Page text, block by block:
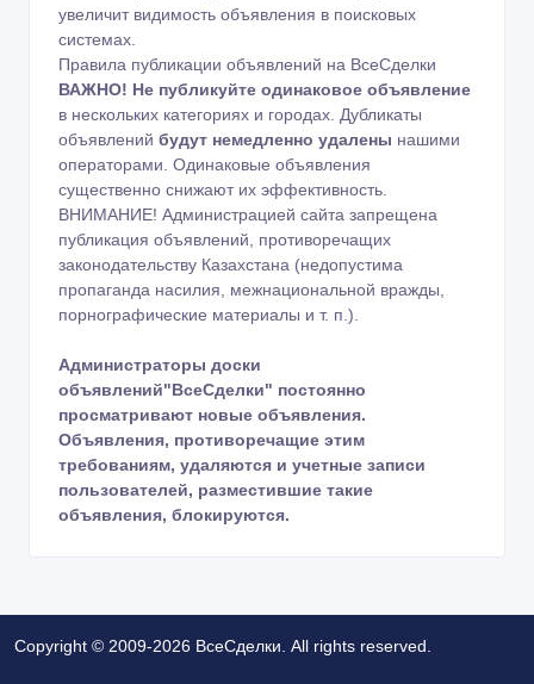
увеличит видимость объявления в поисковых
системах.
Правила публикации объявлений на ВсеСделки
ВАЖНО! Не публикуйте одинаковое объявление
в нескольких категориях и городах. Дубликаты
объявлений будут немедленно удалены нашими
операторами. Одинаковые объявления
существенно снижают их эффективность.
ВНИМАНИЕ! Администрацией сайта запрещена
публикация объявлений, противоречащих
законодательству Казахстана (недопустима
пропаганда насилия, межнациональной вражды,
порнографические материалы и т. п.).
Администраторы доски
объявлений"ВсеСделки" постоянно
просматривают новые объявления.
Объявления, противоречащие этим
требованиям, удаляются и учетные записи
пользователей, разместившие такие
объявления, блокируются.
Copyright © 2009-2026 ВсеСделки. All rights reserved.